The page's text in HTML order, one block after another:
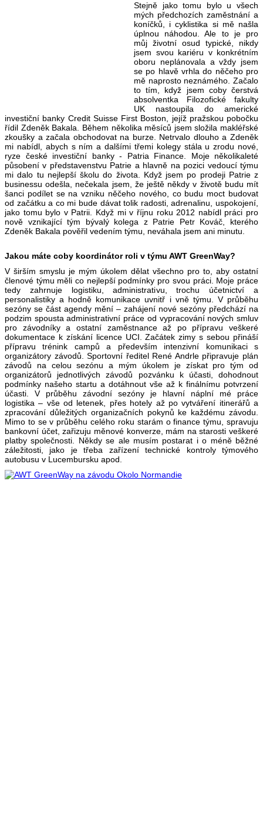
Stejně jako tomu bylo u všech
mých předchozích zaměstnání a
koníčků, i cyklistika si mě našla
úplnou náhodou. Ale to je pro
můj životní osud typické, nikdy
jsem svou kariéru v konkrétním
oboru neplánovala a vždy jsem
se po hlavě vrhla do něčeho pro
mě naprosto neznámého. Začalo
to tím, když jsem coby čerstvá
absolventka Filozofické fakulty
UK nastoupila do americké
investiční banky Credit Suisse First Boston, jejíž pražskou pobočku
řídil Zdeněk Bakala. Během několika měsíců jsem složila makléřské
zkoušky a začala obchodovat na burze. Netrvalo dlouho a Zdeněk
mi nabídl, abych s ním a dalšími třemi kolegy stála u zrodu nové,
ryze české investiční banky - Patria Finance. Moje několikaleté
působení v představenstvu Patrie a hlavně na pozici vedoucí týmu
mi dalo tu nejlepší školu do života. Když jsem po prodeji Patrie z
businessu odešla, nečekala jsem, že ještě někdy v životě budu mít
šanci podílet se na vzniku něčeho nového, co budu moct budovat
od začátku a co mi bude dávat tolik radosti, adrenalinu, uspokojení,
jako tomu bylo v Patrii. Když mi v říjnu roku 2012 nabídl práci pro
nově vznikající tým bývalý kolega z Patrie Petr Kováč, kterého
Zdeněk Bakala pověřil vedením týmu, neváhala jsem ani minutu.
Jakou máte coby koordinátor roli v týmu AWT GreenWay?
V širším smyslu je mým úkolem dělat všechno pro to, aby ostatní
členové týmu měli co nejlepší podmínky pro svou práci. Moje práce
tedy zahrnuje logistiku, administrativu, trochu účetnictví a
personalistiky a hodně komunikace uvnitř i vně týmu. V průběhu
sezóny se část agendy mění – zahájení nové sezóny předchází na
podzim spousta administrativní práce od vypracování nových smluv
pro závodníky a ostatní zaměstnance až po přípravu veškeré
dokumentace k získání licence UCI. Začátek zimy s sebou přináší
přípravu trénink campů a především intenzivní komunikaci s
organizátory závodů. Sportovní ředitel René Andrle připravuje plán
závodů na celou sezónu a mým úkolem je získat pro tým od
organizátorů jednotlivých závodů pozvánku k účasti, dohodnout
podmínky našeho startu a dotáhnout vše až k finálnímu potvrzení
účasti. V průběhu závodní sezóny je hlavní náplní mé práce
logistika – vše od letenek, přes hotely až po vytváření itinerářů a
zpracování důležitých organizačních pokynů ke každému závodu.
Mimo to se v průběhu celého roku starám o finance týmu, spravuju
bankovní účet, zařizuju měnové konverze, mám na starosti veškeré
platby společnosti. Někdy se ale musím postarat i o méně běžné
záležitosti, jako je třeba zařízení technické kontroly týmového
autobusu v Lucembursku apod.